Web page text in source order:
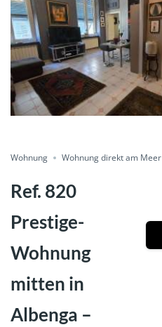
Wohnung Wohnung direkt am Meer
Ref. 820
Prestige-
Wohnung
mitten in
Albenga –